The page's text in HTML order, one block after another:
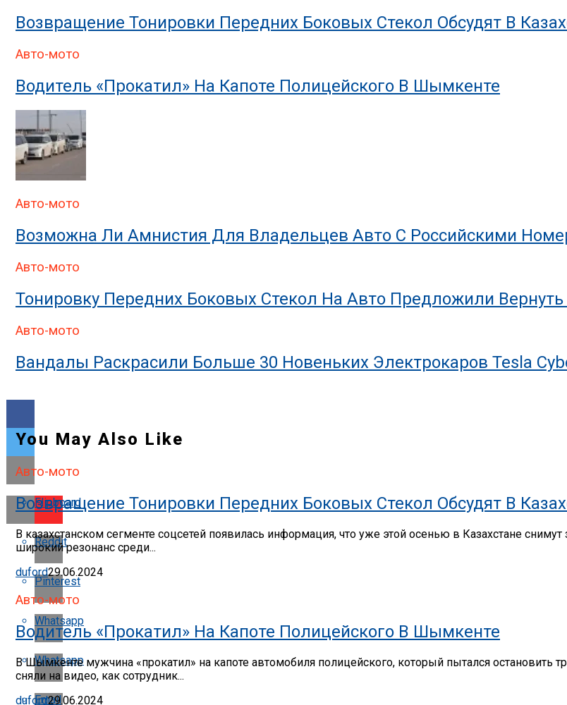
Возвращение Тонировки Передних Боковых Стекол Обсудят В
Авто-мото
Водитель «прокатил» На Капоте Полицейского В Шымкенте
Авто-мото
Возможна Ли Амнистия Для Владельцев Авто С Российскими
Авто-мото
Тонировку Передних Боковых Стекол На Авто Предложили Вернуть
Авто-мото
Вандалы Раскрасили Больше 30 Новеньких Электрокаров Tesla
Flipboard
Reddit
Pinterest
Whatsapp
Whatsapp
Email
You May Also Like
Авто-мото
Возвращение Тонировки Передних Боковых Стекол Обсудят В
В казахстанском сегменте соцсетей появилась информация, что уже этой осенью в Казахстане
широкий резонанс среди...
duford29.06.2024
Авто-мото
Водитель «прокатил» На Капоте Полицейского В Шымкенте
В Шымкенте мужчина «прокатил» на капоте автомобиля полицейского, который пытался остановить
сняли на видео, как сотрудник...
duford29.06.2024